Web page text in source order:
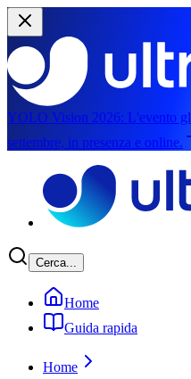
YOLO Vision 2026: L'evento
settembre, in presenza e online.
Cerca...
Home
Guida rapida
Home